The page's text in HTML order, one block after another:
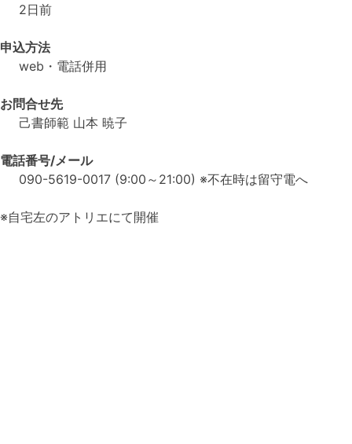
2日前
申込方法
web・電話併用
お問合せ先
己書師範 山本 暁子
電話番号/メール
090-5619-0017 (9:00～21:00) ※不在時は留守電へ
※自宅左のアトリエにて開催